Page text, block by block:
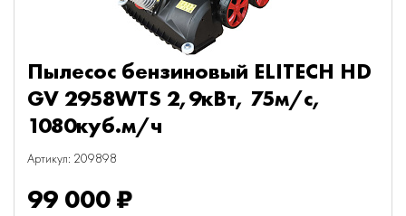
Пылесос бензиновый ELITECH HD
GV 2958WTS 2,9кВт, 75м/с,
1080куб.м/ч
Артикул: 209898
99 000 ₽